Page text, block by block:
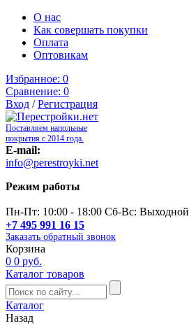
О нас
Как совершать покупки
Оплата
Оптовикам
Избранное: 0
Сравнение: 0
Вход /Регистрация
Поставляем напольные
покрытия с 2014 года.
E-mail:
info@perestroyki.net
Режим работы
Пн-Пт: 10:00 - 18:00 Сб-Вс: Выходной
+7 495 991 16 15
Заказать обратный звонок
Корзина
0 0 руб.
Каталог товаров
Каталог
Назад